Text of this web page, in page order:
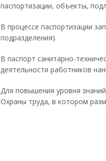
паспортизации, объекты,
В процессе паспортизации
подразделения).
В паспорт санитарно-
деятельности работников
Для повышения уровня
Охраны труда, в котором